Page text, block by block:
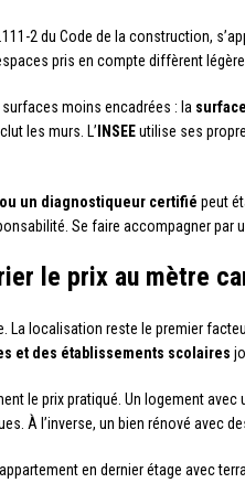
2 du Code de la construction,
pris en compte diffèrent
moins encadrées : la
les murs. L’INSEEutilise ses
un diagnostiqueur certifié peut
Se faire accompagner par
le prix au mètre
La localisation reste le premier
et des établissements scolaires
le prix pratiqué. Un logement avec
À l’inverse, un bien rénové avec
en dernier étage avec